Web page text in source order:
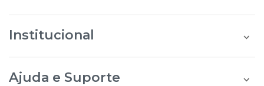
Institucional
Área do Afiliado
Ajuda e Suporte